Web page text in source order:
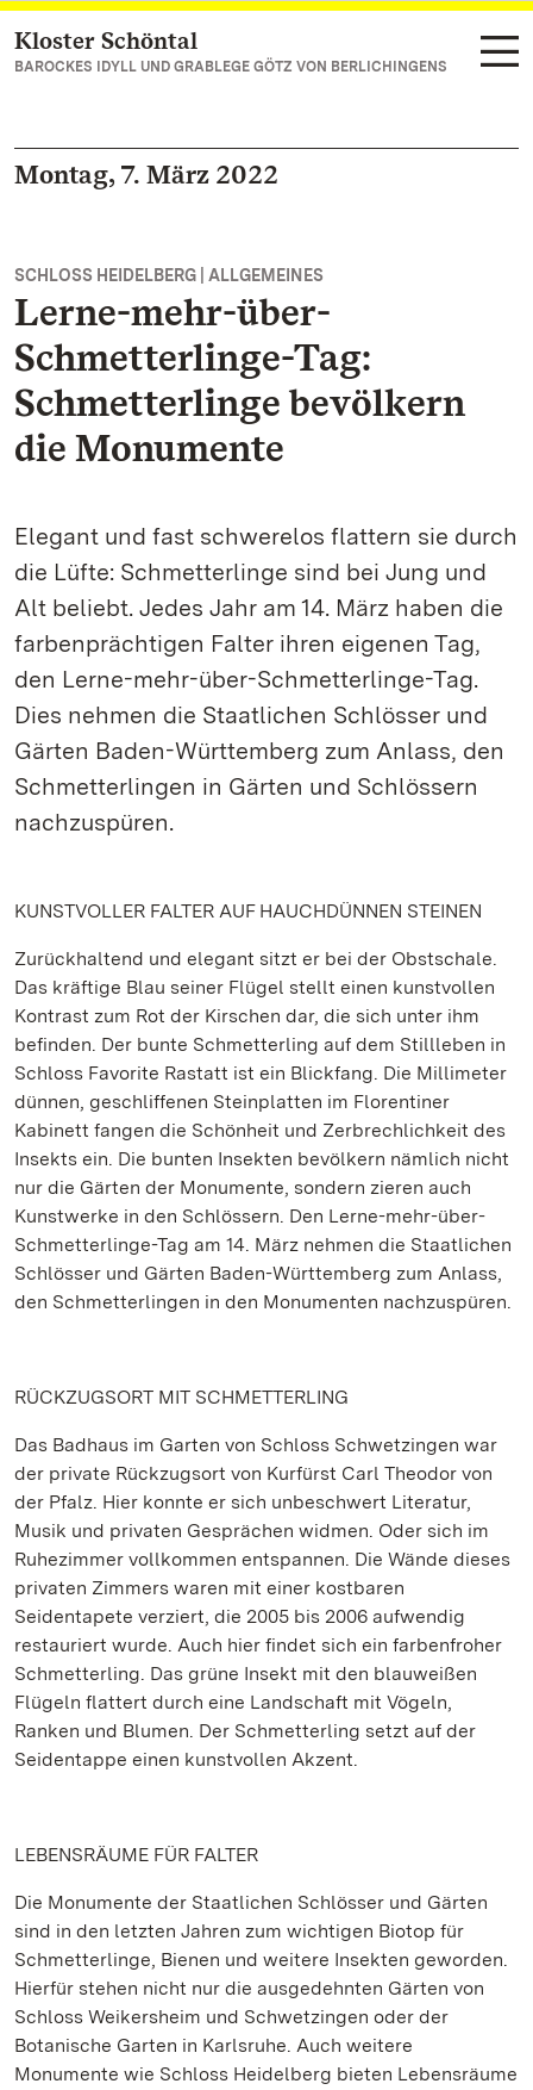
Zum Hauptinhalt springen
Kloster Schöntal
BAROCKES IDYLL UND GRABLEGE GÖTZ VON BERLICHINGENS
Montag, 7. März 2022
SCHLOSS HEIDELBERG | ALLGEMEINES
Lerne-mehr-über-
Schmetterlinge-Tag:
Schmetterlinge bevölkern
die Monumente
Elegant und fast schwerelos flattern sie durch
die Lüfte: Schmetterlinge sind bei Jung und
Alt beliebt. Jedes Jahr am 14. März haben die
farbenprächtigen Falter ihren eigenen Tag,
den Lerne-mehr-über-Schmetterlinge-Tag.
Dies nehmen die Staatlichen Schlösser und
Gärten Baden-Württemberg zum Anlass, den
Schmetterlingen in Gärten und Schlössern
nachzuspüren.
KUNSTVOLLER FALTER AUF HAUCHDÜNNEN STEINEN
Zurückhaltend und elegant sitzt er bei der Obstschale.
Das kräftige Blau seiner Flügel stellt einen kunstvollen
Kontrast zum Rot der Kirschen dar, die sich unter ihm
befinden. Der bunte Schmetterling auf dem Stillleben in
Schloss Favorite Rastatt ist ein Blickfang. Die Millimeter
dünnen, geschliffenen Steinplatten im Florentiner
Kabinett fangen die Schönheit und Zerbrechlichkeit des
Insekts ein. Die bunten Insekten bevölkern nämlich nicht
nur die Gärten der Monumente, sondern zieren auch
Kunstwerke in den Schlössern. Den Lerne-mehr-über-
Schmetterlinge-Tag am 14. März nehmen die Staatlichen
Schlösser und Gärten Baden-Württemberg zum Anlass,
den Schmetterlingen in den Monumenten nachzuspüren.
RÜCKZUGSORT MIT SCHMETTERLING
Das Badhaus im Garten von Schloss Schwetzingen war
der private Rückzugsort von Kurfürst Carl Theodor von
der Pfalz. Hier konnte er sich unbeschwert Literatur,
Musik und privaten Gesprächen widmen. Oder sich im
Ruhezimmer vollkommen entspannen. Die Wände dieses
privaten Zimmers waren mit einer kostbaren
Seidentapete verziert, die 2005 bis 2006 aufwendig
restauriert wurde. Auch hier findet sich ein farbenfroher
Schmetterling. Das grüne Insekt mit den blauweißen
Flügeln flattert durch eine Landschaft mit Vögeln,
Ranken und Blumen. Der Schmetterling setzt auf der
Seidentappe einen kunstvollen Akzent.
LEBENSRÄUME FÜR FALTER
Die Monumente der Staatlichen Schlösser und Gärten
sind in den letzten Jahren zum wichtigen Biotop für
Schmetterlinge, Bienen und weitere Insekten geworden.
Hierfür stehen nicht nur die ausgedehnten Gärten von
Schloss Weikersheim und Schwetzingen oder der
Botanische Garten in Karlsruhe. Auch weitere
Monumente wie Schloss Heidelberg bieten Lebensräume